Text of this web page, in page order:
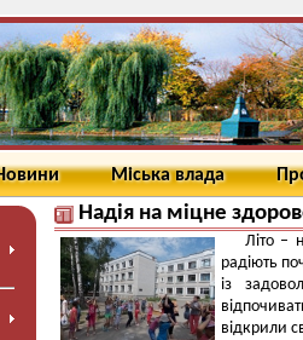
Міська влада
Надія на міцне
Літо –
радіють
із
відкрили